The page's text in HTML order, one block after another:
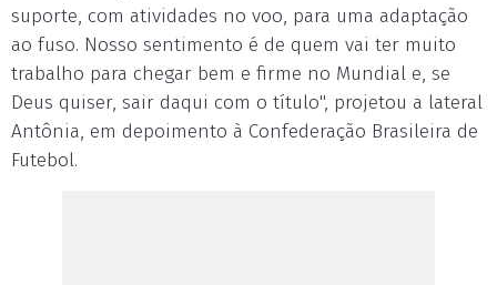
suporte, com atividades no voo, para uma adaptação
ao fuso. Nosso sentimento é de quem vai ter muito
trabalho para chegar bem e firme no Mundial e, se
Deus quiser, sair daqui com o título", projetou a lateral
Antônia, em depoimento à Confederação Brasileira de
Futebol.